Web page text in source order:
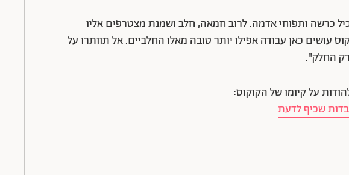
כרשה ותפוחי אדמה. לרוב חמאה, חלב ושמנת מצטרפים אליו
עושים כאן עבודה אפילו יותר טובה מאלו החלביים. אל תוותרו על
החלק".
על קיומו של הקוקוס:
שכיף לדעת